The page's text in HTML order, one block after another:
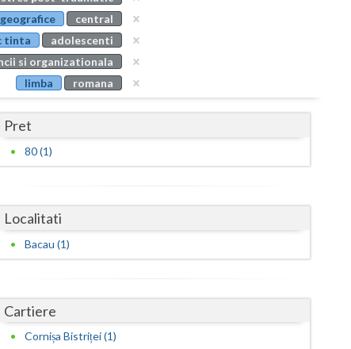
Buzau
Calarasi
Caras-Severin
Covasna
Dolj
Galati
Giurgiu
Gorj
central
tinta
adolescenti
si organizationala
limba
romana
Pret
80 (1)
Localitati
Bacau (1)
Cartiere
Cornișa Bistriței (1)